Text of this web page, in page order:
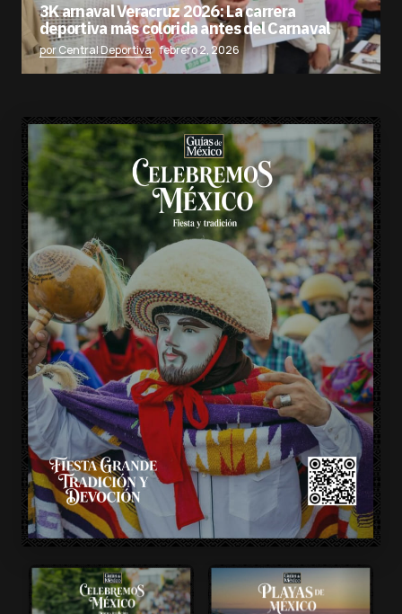
3K arnaval Veracruz 2026: La carrera
deportiva más colorida antes del Carnaval
por Central Deportiva febrero 2, 2026